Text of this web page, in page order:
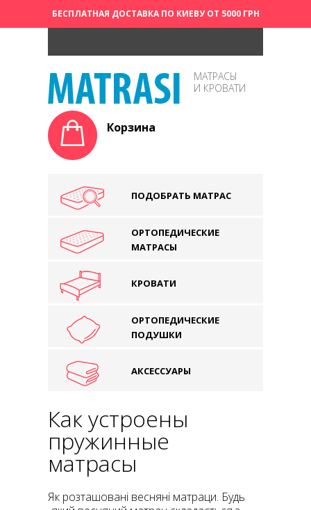
БЕСПЛАТНАЯ ДОСТАВКА ПО КИЕВУ ОТ 5000 ГРН
МАТРАСЫ
И КРОВАТИ
Корзина
ПОДОБРАТЬ МАТРАС
ОРТОПЕДИЧЕСКИЕ
МАТРАСЫ
КРОВАТИ
ОРТОПЕДИЧЕСКИЕ
ПОДУШКИ
АКСЕССУАРЫ
Как устроены
пружинные
матрасы
Як розташовані весняні матраци. Будь